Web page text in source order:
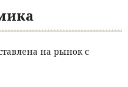
на рынок с